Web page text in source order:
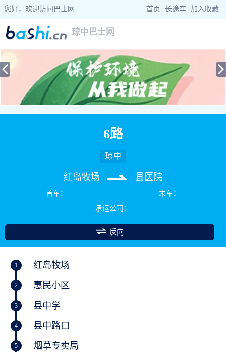
您好，欢迎访问巴士网 首页 长途车 加入收藏
琼中巴士网
当前位置： 巴士网 >海南巴士>琼中公交> 6路公交车路线查询
6路
琼中
红岛牧场 县医院
首车：
末车：
承运公司：
反向
1 红岛牧场
2 惠民小区
3 县中学
4 县中路口
5 烟草专卖局